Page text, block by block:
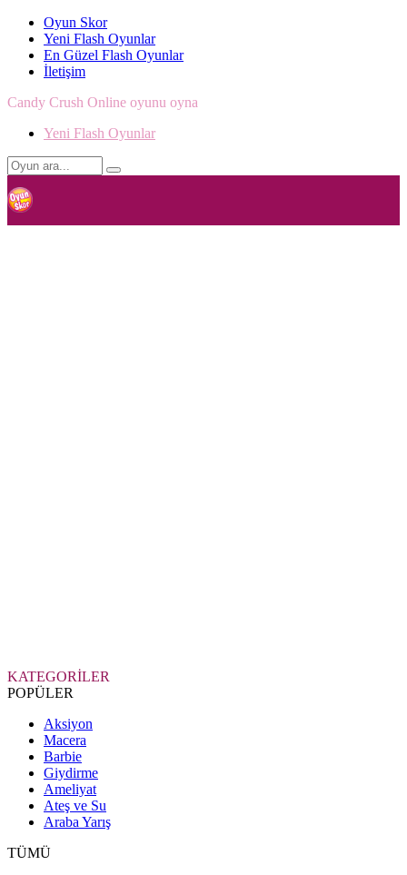
Oyun Skor
Yeni Flash Oyunlar
En Güzel Flash Oyunlar
İletişim
Candy Crush Online oyunu oyna
Yeni Flash Oyunlar
KATEGORİLER
POPÜLER
Aksiyon
Macera
Barbie
Giydirme
Ameliyat
Ateş ve Su
Araba Yarış
TÜMÜ